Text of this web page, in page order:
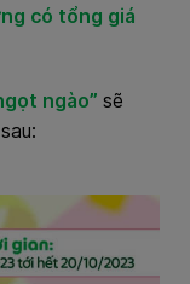
có tổng giá
ngào” sẽ